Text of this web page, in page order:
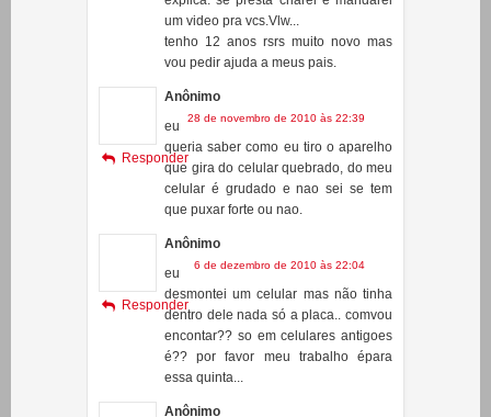
Anônimo
28 de novembro de 2010 às 22:39
queria saber como eu tiro o aparelho
que gira do celular quebrado, do meu
celular é grudado e nao sei se tem
Responder
Anônimo
6 de dezembro de 2010 às 22:04
desmontei um celular mas não tinha
dentro dele nada só a placa.. comvou
encontar?? so em celulares antigoes
essa quinta...
Responder
Anônimo
14 de dezembro de 2010 às 12:22
ssas dicas ñ são muito boas ñ mas
valeu a intençao
Responder